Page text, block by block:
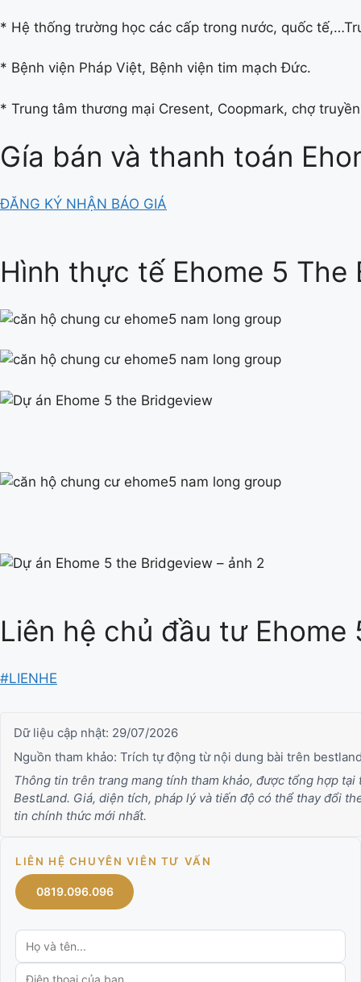
LIÊN HỆ CHUYÊN VIÊN TƯ VẤN
0819.096.096
* Hệ thống trường học các cấp trong nước, quốc
* Bệnh viện Pháp Việt, Bệnh viện tim mạch Đức.
* Trung tâm thương mại Cresent, Coopmark, chợ
Gía bán và thanh toán
ĐĂNG KÝ NHẬN BÁO GIÁ
Hình thực tế Ehome 5 The
Liên hệ chủ đầu tư Ehome
#LIENHE
Dữ liệu cập nhật: 29/07/2026
Nguồn tham khảo: Trích tự động từ nội dung bài trên
Thông tin trên trang mang tính tham khảo, được tổng hợp
BestLand. Giá, diện tích, pháp lý và tiến độ có thể thay đổi
tin chính thức mới nhất.